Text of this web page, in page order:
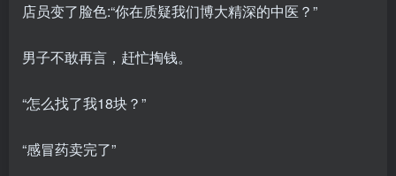
店员变了脸色:“你在质疑我们博大精深的中医？”
男子不敢再言，赶忙掏钱。
“怎么找了我18块？”
“感冒药卖完了”